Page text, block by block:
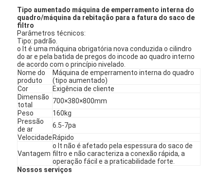
Tipo aumentado máquina de emperramento interna do
quadro/máquina da rebitação para a fatura do saco de
filtro
Parâmetros técnicos:
Tipo: padrão.
o lt é uma máquina obrigatória nova conduzida o cilindro
do ar e pela batida de pregos do incode ao quadro interno
de acordo com o princípio nivelado.
Nome do
produto
Máquina de emperramento interna do quadro
(tipo aumentado)
Cor
Exigência de cliente
Dimensão
total
700×380×800mm
Peso
160kg
Pressão
de ar
6.5-7pa
Velocidade Rápido
Vantagem
o lt não é afetado pela espessura do saco de
filtro e não caracteriza a conexão rápida, a
operação fácil e a praticabilidade forte.
Nossos serviços